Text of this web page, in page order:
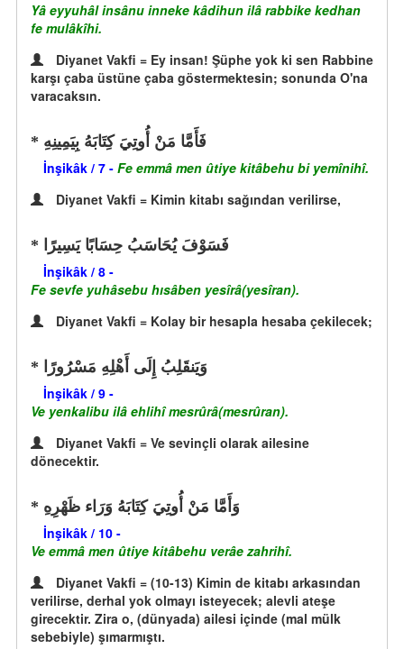
Yâ eyyuhâl insânu inneke kâdihun ilâ rabbike kedhan
fe mulâkîhi.
Diyanet Vakfi = Ey insan! Şüphe yok ki sen Rabbine
karşı çaba üstüne çaba göstermektesin; sonunda O'na
varacaksın.
فَأَمَّا مَنْ أُوتِيَ كِتَابَهُ بِيَمِينِهِ
İnşikâk / 7 - Fe emmâ men ûtiye kitâbehu bi yemînihî.
Diyanet Vakfi = Kimin kitabı sağından verilirse,
فَسَوْفَ يُحَاسَبُ حِسَابًا يَسِيرًا
İnşikâk / 8 -
Fe sevfe yuhâsebu hısâben yesîrâ(yesîran).
Diyanet Vakfi = Kolay bir hesapla hesaba çekilecek;
وَيَنقَلِبُ إِلَى أَهْلِهِ مَسْرُورًا
İnşikâk / 9 -
Ve yenkalibu ilâ ehlihî mesrûrâ(mesrûran).
Diyanet Vakfi = Ve sevinçli olarak ailesine
dönecektir.
وَأَمَّا مَنْ أُوتِيَ كِتَابَهُ وَرَاء ظَهْرِهِ
İnşikâk / 10 -
Ve emmâ men ûtiye kitâbehu verâe zahrihî.
Diyanet Vakfi = (10-13) Kimin de kitabı arkasından
verilirse, derhal yok olmayı isteyecek; alevli ateşe
girecektir. Zira o, (dünyada) ailesi içinde (mal mülk
sebebiyle) şımarmıştı.